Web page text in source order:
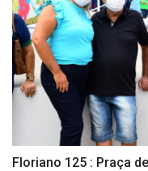
Floriano 125 : Praça